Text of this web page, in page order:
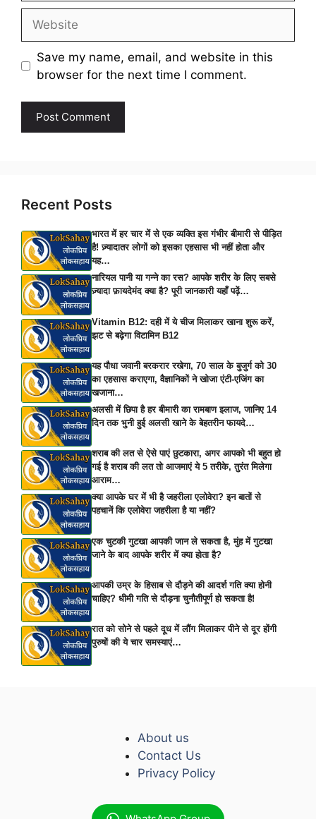
Save my name, email, and website in this
browser for the next time I comment.
Recent Posts
भारत में हर चार में से एक व्यक्ति इस गंभीर बीमारी से पीड़ित
है! ज़्यादातर लोगों को इसका एहसास भी नहीं होता और
यह…
नारियल पानी या गन्ने का रस? आपके शरीर के लिए सबसे
ज़्यादा फ़ायदेमंद क्या है? पूरी जानकारी यहाँ पढ़ें…
Vitamin B12: दही में ये चीज मिलाकर खाना शुरू करें,
झट से बढ़ेगा विटामिन B12
यह पौधा जवानी बरकरार रखेगा, 70 साल के बुजुर्ग को 30
का एहसास कराएगा, वैज्ञानिकों ने खोजा एंटी-एजिंग का
खजाना…
अलसी में छिपा है हर बीमारी का रामबाण इलाज, जानिए 14
दिन तक भुनी हुई अलसी खाने के बेहतरीन फायदे…
शराब की लत से ऐसे पाएं छुटकारा, अगर आपको भी बहुत हो
गई है शराब की लत तो आजमाएं ये 5 तरीके, तुरंत मिलेगा
आराम…
क्या आपके घर में भी है जहरीला एलोवेरा? इन बातों से
पहचानें कि एलोवेरा जहरीला है या नहीं?
एक चुटकी गुटखा आपकी जान ले सकता है, मुंह में गुटखा
जाने के बाद आपके शरीर में क्या होता है?
आपकी उम्र के हिसाब से दौड़ने की आदर्श गति क्या होनी
चाहिए? धीमी गति से दौड़ना चुनौतीपूर्ण हो सकता है!
रात को सोने से पहले दूध में लौंग मिलाकर पीने से दूर होंगी
पुरुषों की ये चार समस्याएं…
About us
Contact Us
Privacy Policy